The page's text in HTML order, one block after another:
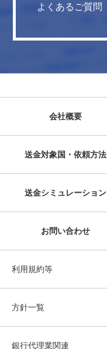
よくあるご質問
会社概要
送金対象国・依頼方法
送金シミュレーション
お問い合わせ
利用規約等
方針一覧
銀行代理業関連